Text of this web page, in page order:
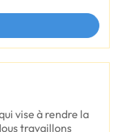
vise à rendre la
travaillons